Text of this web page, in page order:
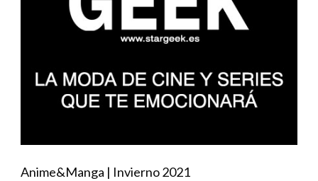
Anime&Manga | Invierno 2021